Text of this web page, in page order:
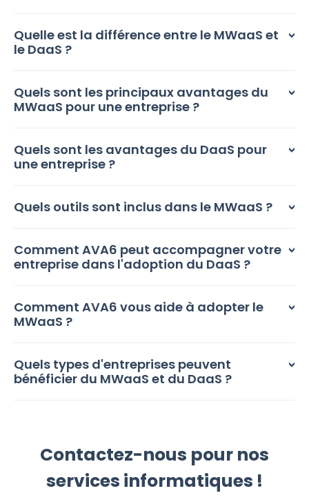
Quelle est la différence entre le MWaaS et
le DaaS ?
Quels sont les principaux avantages du
MWaaS pour une entreprise ?
Quels sont les avantages du DaaS pour
une entreprise ?
Quels outils sont inclus dans le MWaaS ?
Comment AVA6 peut accompagner votre
entreprise dans l'adoption du DaaS ?
Comment AVA6 vous aide à adopter le
MWaaS ?
Quels types d'entreprises peuvent
bénéficier du MWaaS et du DaaS ?
Contactez-nous pour nos
services informatiques !